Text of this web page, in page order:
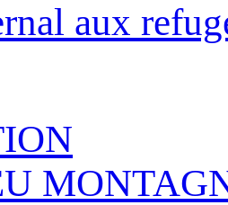
aux